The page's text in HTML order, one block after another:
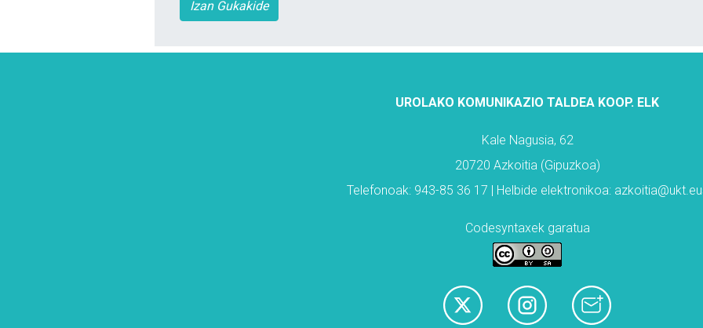
Izan Gukakide
UROLAKO KOMUNIKAZIO TALDEA KOOP. ELK
Kale Nagusia, 62
20720 Azkoitia (Gipuzkoa)
Telefonoak: 943-85 36 17 | Helbide elektronikoa:
Codesyntaxek garatua